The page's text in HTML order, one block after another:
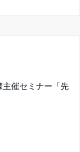
主催セミナー「先